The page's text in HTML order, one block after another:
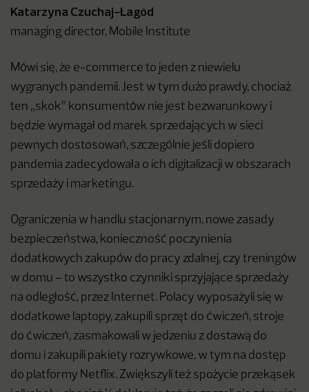
Katarzyna Czuchaj-Łagód
managing director, Mobile Institute
Mówi się, że e-commerce to jeden z niewielu
wygranych pandemii. Jest w tym dużo prawdy, chociaż
ten „skok” konsumentów nie jest bezwarunkowy i
będzie wymagał od marek sprzedających w sieci
pewnych dostosowań, szczególnie jeśli dopiero
pandemia zadecydowała o ich digitalizacji w obszarach
sprzedaży i marketingu.
Ograniczenia w handlu stacjonarnym, nowe zasady
bezpieczeństwa, konieczność poczynienia
dodatkowych zakupów do pracy zdalnej, czy treningów
w domu – to wszystko czynniki sprzyjające sprzedaży
na odległość, przez Internet. Polacy wyposażyli się w
dodatkowe laptopy, zakupili sprzęt do ćwiczeń, stroje
do ćwiczeń, zasmakowali w jedzeniu z dostawą do
domu i zakupili pakiety rozrywkowe, w tym na dostęp
do platformy Netflix. Zwiększyli też spożycie przekąsek